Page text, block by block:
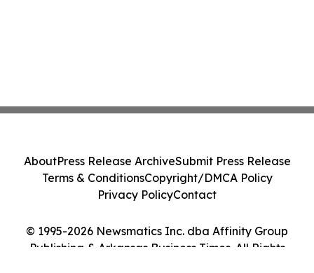
© 1995-2026 Newsmatics Inc. dba Affinity Group
Publishing & Arkansas Business Times. All Rights
AboutPress Release ArchiveSubmit Press Release
Terms & ConditionsCopyright/DMCA Policy
Privacy PolicyContact